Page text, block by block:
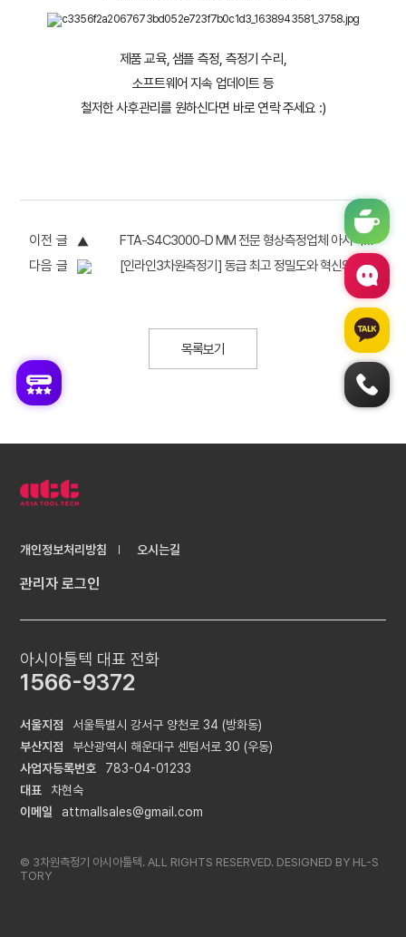
제품 교육, 샘플 측정, 측정기 수리,
소프트웨어 지속 업데이트 등
철저한 사후관리를 원하신다면 바로 연락 주세요 :)
이전 글
다음 글
[인라인3차원측정기] 동급 최고 정밀도와 혁신의 TIGO
목록보기
개인정보처리방침 오시는길
관리자 로그인
서울지점
서울특별시 강서구 양천로 34 (방화동)
부산지점
부산광역시 해운대구 센텀서로 30 (우동)
사업자등록번호
783-04-01233
대표
차현숙
이메일
attmallsales@gmail.com
© 3차원측정기 아시아툴텍. ALL RIGHTS RESERVED. DESIGNED BY HL-S
TORY
아시아툴텍 대표 전화
1566-9372